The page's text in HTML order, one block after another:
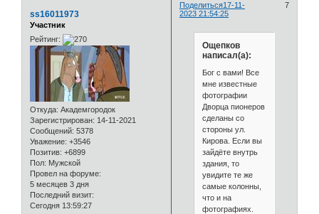
Поделиться 7
17-11-
2023 21:54:25
ss16011973
Участник
Рейтинг:
Откуда: Академгородок
Зарегистрирован: 14-11-2021
Сообщений: 5378
Уважение: +3546
Позитив: +6899
Пол: Мужской
Провел на форуме:
5 месяцев 3 дня
Последний визит:
Сегодня 13:59:27
Ощепков
написал(а):
Бог с вами! Все
мне известные
фотографии
Дворца пионеров
сделаны со
стороны ул.
Кирова. Если вы
зайдёте внутрь
здания, то
увидите те же
самые колонны,
что и на
фотографиях.